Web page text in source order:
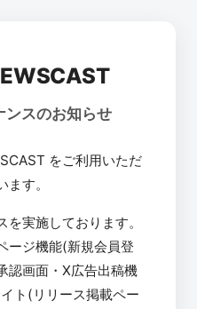
ンスのお知らせ
をご利用いただ
す。
実施しております。
ージ機能(新規会員登
認画面・X広告出稿機
ト(リリース掲載ペー